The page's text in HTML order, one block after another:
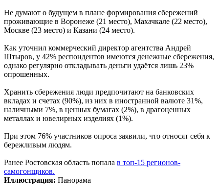
Не думают о будущем в плане формирования сбережений
проживающие в Воронеже (21 место), Махачкале (22 место),
Москве (23 место) и Казани (24 место).
Как уточнил коммерческий директор агентства Андрей
Штыров, у 42% респондентов имеются денежные сбережения,
однако регулярно откладывать деньги удаётся лишь 23%
опрошенных.
Хранить сбережения люди предпочитают на банковских
вкладах и счетах (90%), из них в иностранной валюте 31%,
наличными 7%, в ценных бумагах (2%), в драгоценных
металлах и ювелирных изделиях (1%).
При этом 76% участников опроса заявили, что относят себя к
бережливым людям.
Ранее Ростовская область попала в топ-15 регионов-
самогонщиков.
Иллюстрация: Панорама